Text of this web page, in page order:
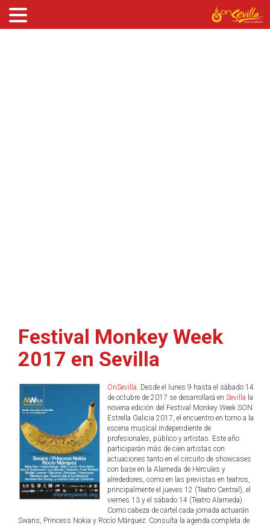
Festival Monkey Week
2017 en Sevilla
OnSevilla. Desde el lunes 9 hasta el sábado 14
de octubre de 2017 se desarrollará en Sevilla la
novena edición del Festival Monkey Week SON
Estrella Galicia 2017, el encuentro en torno a la
escena musical independiente de
profesionales, público y artistas. Este año
participarán más de cien artistas con
actuaciones tanto en el circuito de showcases
con base en la Alameda de Hércules y
alrededores, como en las previstas en teatros,
principalmente el jueves 12 (Teatro Central), el
viernes 13 y el sábado 14 (Teatro Alameda).
Como cabeza de cartel cada jornada actuarán
Swans, Princess Nokia y Rocío Márquez. Consulta la agenda completa de